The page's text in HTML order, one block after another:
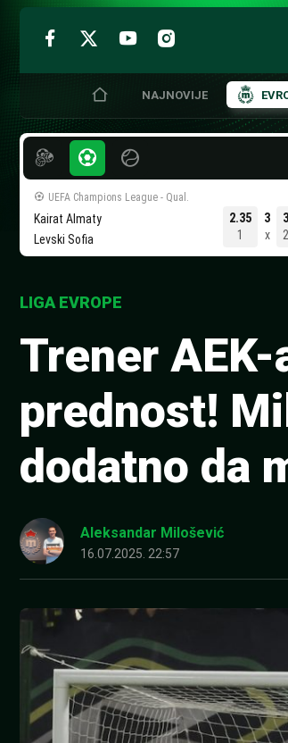
Skip
content
NAJNOVIJE
UEFA Champions League - Qual.
Kairat Almaty
Levski Sofia
2.35
1
3
x
3
2
LIGA EVROPE
Trener
prednost!
dodatno da
Aleksandar Milošević
16.07.2025. 22:57